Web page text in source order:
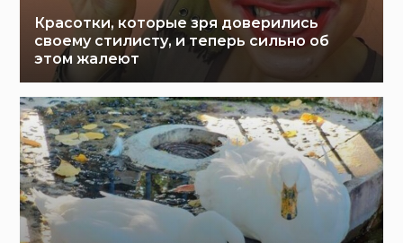
Красотки, которые зря доверились
своему стилисту, и теперь сильно об
этом жалеют